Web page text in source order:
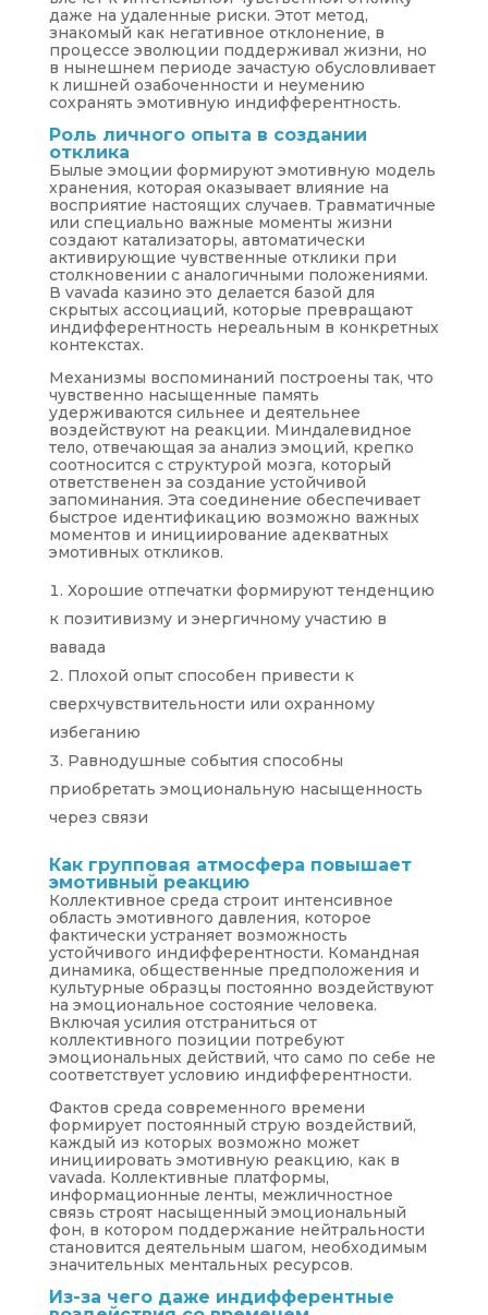
даже на удаленные риски. Этот метод,
знакомый как негативное отклонение, в
процессе эволюции поддерживал жизни, но
в нынешнем периоде зачастую обусловливает
к лишней озабоченности и неумению
сохранять эмотивную индифферентность.
Роль личного опыта в создании
отклика
Былые эмоции формируют эмотивную модель
хранения, которая оказывает влияние на
восприятие настоящих случаев. Травматичные
или специально важные моменты жизни
создают катализаторы, автоматически
активирующие чувственные отклики при
столкновении с аналогичными положениями.
В vavada казино это делается базой для
скрытых ассоциаций, которые превращают
индифферентность нереальным в конкретных
контекстах.
Механизмы воспоминаний построены так, что
чувственно насыщенные память
удерживаются сильнее и деятельнее
воздействуют на реакции. Миндалевидное
тело, отвечающая за анализ эмоций, крепко
соотносится с структурой мозга, который
ответственен за создание устойчивой
запоминания. Эта соединение обеспечивает
быстрое идентификацию возможно важных
моментов и инициирование адекватных
эмотивных откликов.
Хорошие отпечатки формируют тенденцию
к позитивизму и энергичному участию в
вавада
Плохой опыт способен привести к
сверхчувствительности или охранному
избеганию
Равнодушные события способны
приобретать эмоциональную насыщенность
через связи
Как групповая атмосфера повышает
эмотивный реакцию
Коллективное среда строит интенсивное
область эмотивного давления, которое
фактически устраняет возможность
устойчивого индифферентности. Командная
динамика, общественные предположения и
культурные образцы постоянно воздействуют
на эмоциональное состояние человека.
Включая усилия отстраниться от
коллективного позиции потребуют
эмоциональных действий, что само по себе не
соответствует условию индифферентности.
Фактов среда современного времени
формирует постоянный струю воздействий,
каждый из которых возможно может
инициировать эмотивную реакцию, как в
vavada. Коллективные платформы,
информационные ленты, межличностное
связь строят насыщенный эмоциональный
фон, в котором поддержание нейтральности
становится деятельным шагом, необходимым
значительных ментальных ресурсов.
Из-за чего даже индифферентные